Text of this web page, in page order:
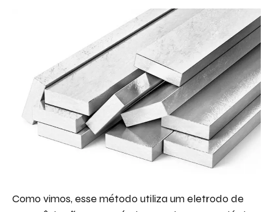
Como vimos, esse método utiliza um eletrodo de